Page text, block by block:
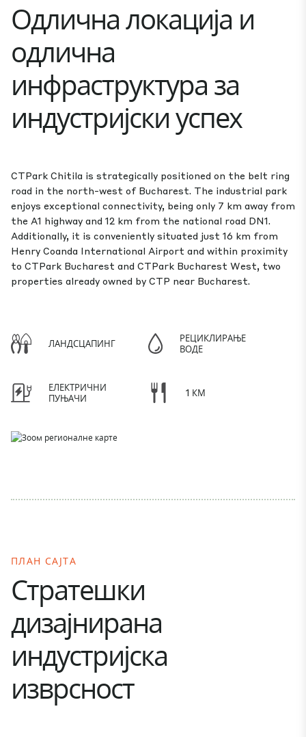
Одлична локација и
одлична
инфраструктура за
индустријски успех
CTPark Chitila is strategically positioned on the belt ring
road in the north-west of Bucharest. The industrial park
enjoys exceptional connectivity, being only 7 km away from
the A1 highway and 12 km from the national road DN1.
Additionally, it is conveniently situated just 16 km from
Henry Coanda International Airport and within proximity
to CTPark Bucharest and CTPark Bucharest West, two
properties already owned by CTP near Bucharest.
ЛАНДСЦАПИНГ
РЕЦИКЛИРАЊЕ
ВОДЕ
ЕЛЕКТРИЧНИ
ПУЊАЧИ
1 КМ
ПЛАН САЈТА
Стратешки
дизајнирана
индустријска
изврсност